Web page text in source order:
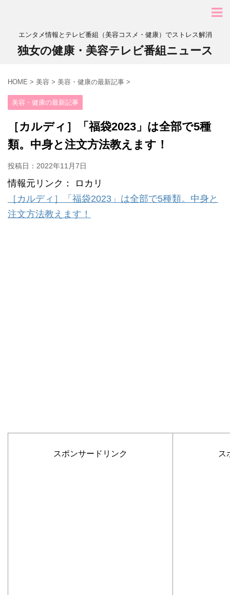
エンタメ情報とテレビ番組（美容コスメ・健康）でストレス解消
独女の健康・美容テレビ番組ニュース
HOME > 美容 > 美容・健康の最新記事 >
美容・健康の最新記事
［カルディ］「福袋2023」は全部で5種
類。中身と注文方法教えます！
投稿日： 2022年11月7日
情報元リンク： ロカリ
［カルディ］「福袋2023」は全部で5種類。中身と
注文方法教えます！
スポンサードリンク ス